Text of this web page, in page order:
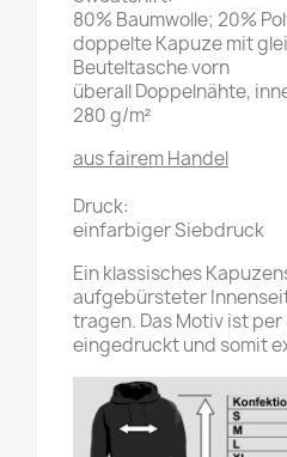
80% Baumwolle; 20%
doppelte Kapuze mit
Beuteltasche vorn
überall Doppelnähte,
280 g/m²
aus fairem Handel
Druck:
einfarbiger Siebdruck
Ein klassisches
aufgebürsteter
tragen. Das Motiv ist
eingedruckt und somit